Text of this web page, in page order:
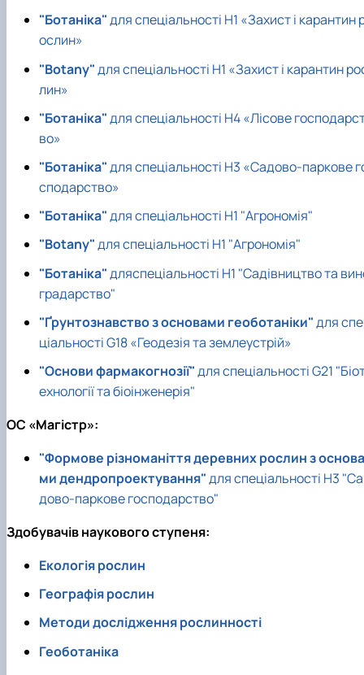
"Ботаніка"для спеціальності Н1 «Захист і карантин
ослин»
"Botany"для спеціальності Н1 «Захист і карантин
лин»
"Ботаніка"для спеціальності Н4 «Лісове
во»
"Ботаніка"для спеціальності Н3 «Садово-паркове
сподарство»
"Ботаніка"для спеціальності Н1 "Агрономія"
"Botany"для спеціальності Н1 "Агрономія"
"Ботаніка"дляспеціальності Н1 "Садівництво та
градарство"
"Ґрунтознавство з основами геоботаніки"для спе
ціальності G18 «Геодезія та землеустрій»
"Основи фармакогнозії"для спеціальності G21
ехнології та біоінженерія"
ОC «Магістр»:
"Формове різноманіття деревних рослин з основа
ми дендропроектування"для спеціальності Н3 "Са
дово-паркове господарство"
Здобувачів наукового ступеня:
Екологія рослин
Географія рослин
Методи дослідження рослинності
Геоботаніка